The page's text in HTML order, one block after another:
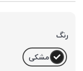
رنگ
مشکی